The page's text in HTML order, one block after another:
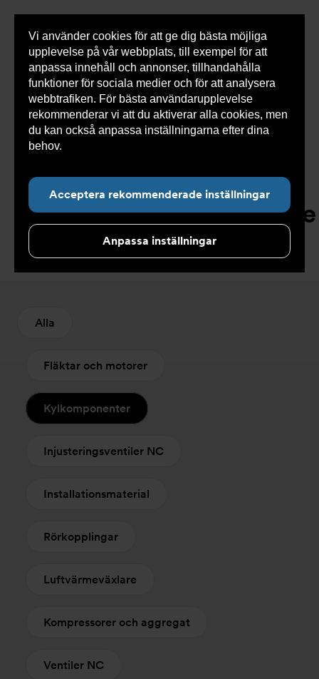
Vi använder cookies för att ge dig bästa möjliga
upplevelse på vår webbplats, till exempel för att
anpassa innehåll och annonser, tillhandahålla
funktioner för sociala medier och för att analysera
webbtrafiken. För bästa användarupplevelse
rekommenderar vi att du aktiverar alla cookies, men
du kan också anpassa inställningarna efter dina
behov.
Acceptera rekommenderade inställningar
Anpassa inställningar
0 varorSnabborder
Du
här:
Armatec > Produkter > Kyla > Kylkomponenter
Torkfilter/Servicetorkare
Torkfilter/Servicetorkare
Alla
Fläktar och motorer
Kylkomponenter
Injusteringsventiler NC
Installationsmaterial
Rörkopplingar
Luftvärmeväxlare
Kompressorer och aggregat
Ventiler NC